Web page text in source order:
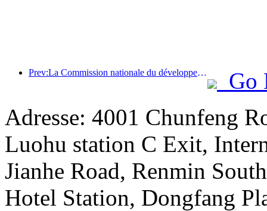
Prev:La Commission nationale du développement et de la réforme a publié le premier lot de 49 destinations sportives de plein air de haute qualité
Go
Adresse: 4001 Chunfeng
Luohu station C Exit,
Jianhe Road, Renmin
Hotel Station, Dongfang